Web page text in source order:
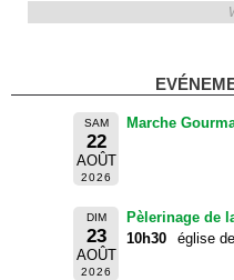
SAM
22
AOÛT
2026
Marche
DIM
23
AOÛT
2026
Pèlerinage de
10h30
église